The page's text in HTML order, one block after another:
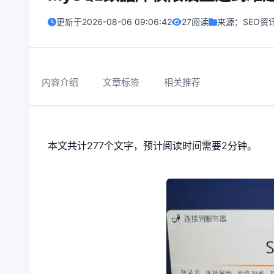
更新于2026-08-06 09:06:42 27阅读 来源： SEO资
内容介绍 文章标签 相关推荐
本文共计277个文字，预计阅读时间需要2分钟。